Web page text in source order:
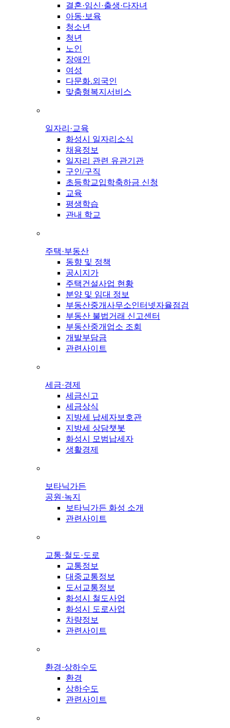
결혼·임신·출생·다자녀
아동·보육
청소년
청년
노인
장애인
여성
다문화.외국인
맞춤형복지서비스
일자리·교육
화성시 일자리소식
채용정보
일자리 관련 유관기관
구인/구직
초등학교입학축하금 신청
교육
평생학습
관내 학교
주택·부동산
동향 및 정책
공시지가
주택건설사업 현황
분양 및 임대 정보
부동산중개사무소인터넷자율점검
부동산 불법거래 신고센터
부동산중개업소 조회
개발부담금
관련사이트
세금·경제
세금신고
세금상식
지방세 납세자보호관
지방세 상담챗봇
화성시 모범납세자
생활경제
보타닉가든
공원·녹지
보타닉가든 화성 소개
관련사이트
교통·철도·도로
교통정보
대중교통정보
도서교통정보
화성시 철도사업
화성시 도로사업
차량정보
관련사이트
환경·상하수도
환경
상하수도
관련사이트